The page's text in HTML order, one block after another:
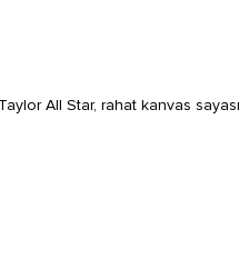
All Star, rahat kanvas sayası